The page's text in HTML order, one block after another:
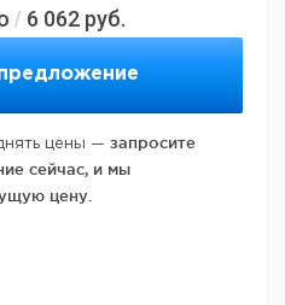
/ 6 062 руб.
цены — запросите
сейчас, и мы
цену.